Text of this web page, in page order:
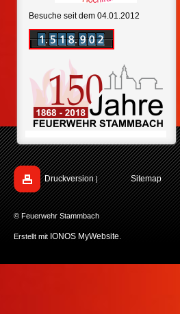
Besuche seit dem 04.01.2012
Druckversion | Sitemap
© Feuerwehr Stammbach
Erstellt mit IONOS MyWebsite